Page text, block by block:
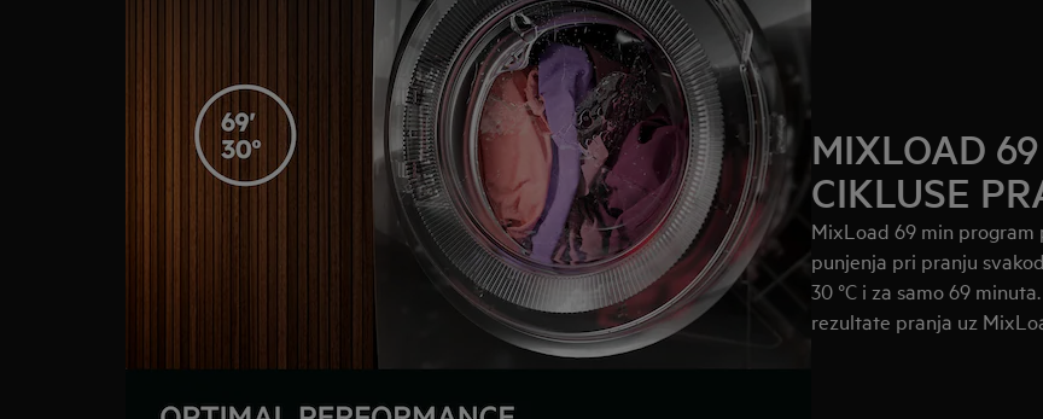
MIXLOAD
CIKLUSE
MixLoad 69 min
punjenja pri pranju
30 °C i za samo 69
rezultate pranja uz